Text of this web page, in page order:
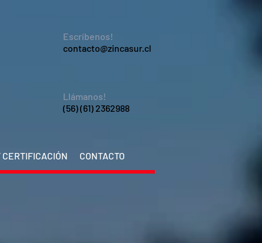
Escríbenos!
contacto@zincasur.cl
Llámanos!
(56) (61) 2362988
CERTIFICACIÓN CONTACTO